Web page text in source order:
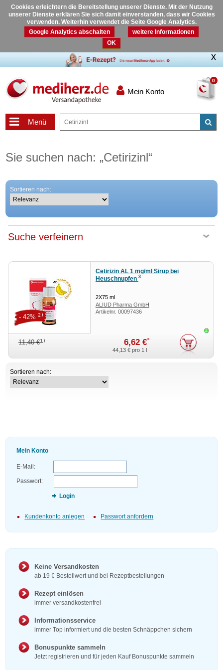
Cookies erleichtern die Bereitstellung unserer Dienste. Mit der Nutzung
unserer Dienste erklären Sie sich damit einverstanden, dass wir Cookies
verwenden. Weiterhin verwendet die Seite Google Analytics.
Google Analytics abschalten
weitere Informationen
OK
0
Mein Konto
Menü
Sie suchen nach: „Cetirizinl“
Sortieren nach:
Suche verfeinern
Cetirizin AL 1 mg/ml Sirup bei
Heuschnupfen 3
2X75 ml
ALIUD Pharma GmbH
Artikelnr. 00097436
11,40 €1) 6,62 €*
- 42%2)
44,13 €pro 1 l
Sortieren nach:
Mein Konto
E-Mail:
Passwort:
Login
Kundenkonto anlegen Passwort anfordern
Keine Versandkosten
ab 19 € Bestellwert und bei Rezeptbestellungen
Rezept einlösen
immer versandkostenfrei
Informationsservice
immer Top informiert und die besten Schnäppchen sichern
Bonuspunkte sammeln
Jetzt registrieren und für jeden Kauf Bonuspunkte sammeln